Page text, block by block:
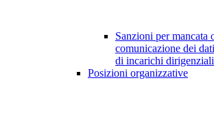
Sanzioni per mancata
comunicazione dei
di incarichi dirigenziali
Posizioni organizzative